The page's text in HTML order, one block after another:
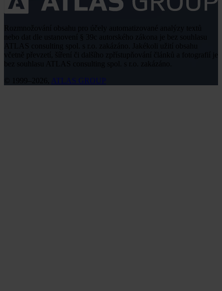
včetně převzetí, šíření či dalšího zpřístupňování článků a fotografií je
ATLAS GROUP